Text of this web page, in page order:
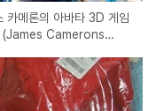
카메론의 아바타 3D 게임
(James Camerons